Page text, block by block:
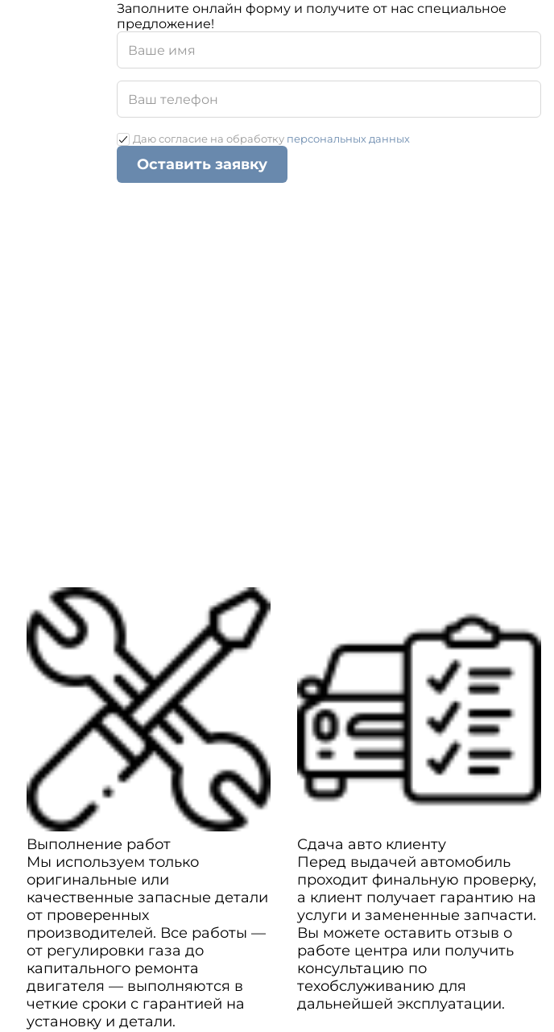
Заполните онлайн форму и получите от нас специальное
предложение!
Даю согласие на обработку персональных данных
Оставить заявку
Выполнение работ
Мы используем только
оригинальные или
качественные запасные детали
от проверенных
производителей. Все работы —
от регулировки газа до
капитального ремонта
двигателя — выполняются в
четкие сроки с гарантией на
установку и детали.
Сдача авто клиенту
Перед выдачей автомобиль
проходит финальную проверку,
а клиент получает гарантию на
услуги и замененные запчасти.
Вы можете оставить отзыв о
работе центра или получить
консультацию по
техобслуживанию для
дальнейшей эксплуатации.